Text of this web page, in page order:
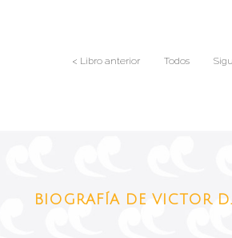
< Libro anterior Todos
BIOGRAFÍA DE VICTOR